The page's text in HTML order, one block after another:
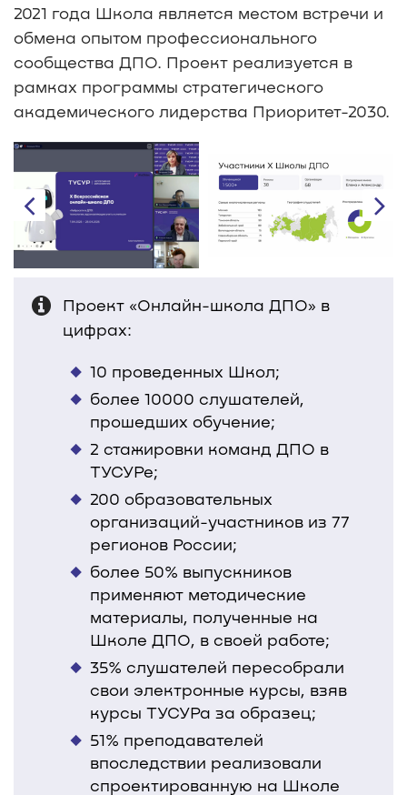
2021 года Школа является местом встречи и
обмена опытом профессионального
сообщества ДПО. Проект реализуется в
рамках программы стратегического
академического лидерства Приоритет-2030.
Проект «Онлайн-школа ДПО» в
цифрах:
10 проведенных Школ;
более 10000 слушателей,
прошедших обучение;
2 стажировки команд ДПО в
ТУСУРе;
200 образовательных
организаций-участников из 77
регионов России;
более 50% выпускников
применяют методические
материалы, полученные на
Школе ДПО, в своей работе;
35% слушателей пересобрали
свои электронные курсы, взяв
курсы ТУСУРа за образец;
51% преподавателей
впоследствии реализовали
спроектированную на Школе